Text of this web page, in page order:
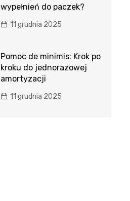
wypełnień do paczek?
11 grudnia 2025
Pomoc de minimis: Krok po
kroku do jednorazowej
amortyzacji
11 grudnia 2025